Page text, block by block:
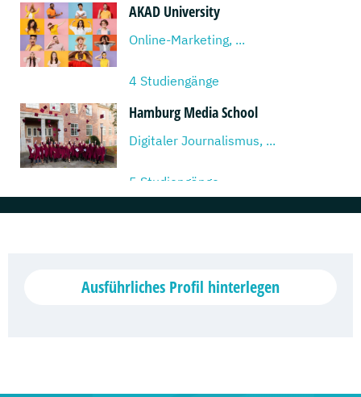
AKAD University
Online-Marketing, ...
4 Studiengänge
Hamburg Media School
Digitaler Journalismus, ...
5 Studiengänge
Hochschule für angewandtes
Ausführliches Profil hinterlegen